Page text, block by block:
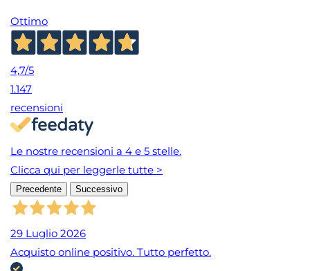
Ottimo
4,7/5
1.147
recensioni
Le nostre recensioni a 4 e 5 stelle.
Clicca qui per leggerle tutte >
Precedente Successivo
29 Luglio 2026
Acquisto online positivo. Tutto perfetto.